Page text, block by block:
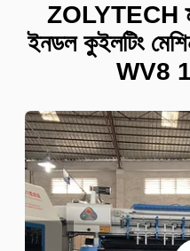
ZOLYTECH
ইনডল কুইলটিং
WV8